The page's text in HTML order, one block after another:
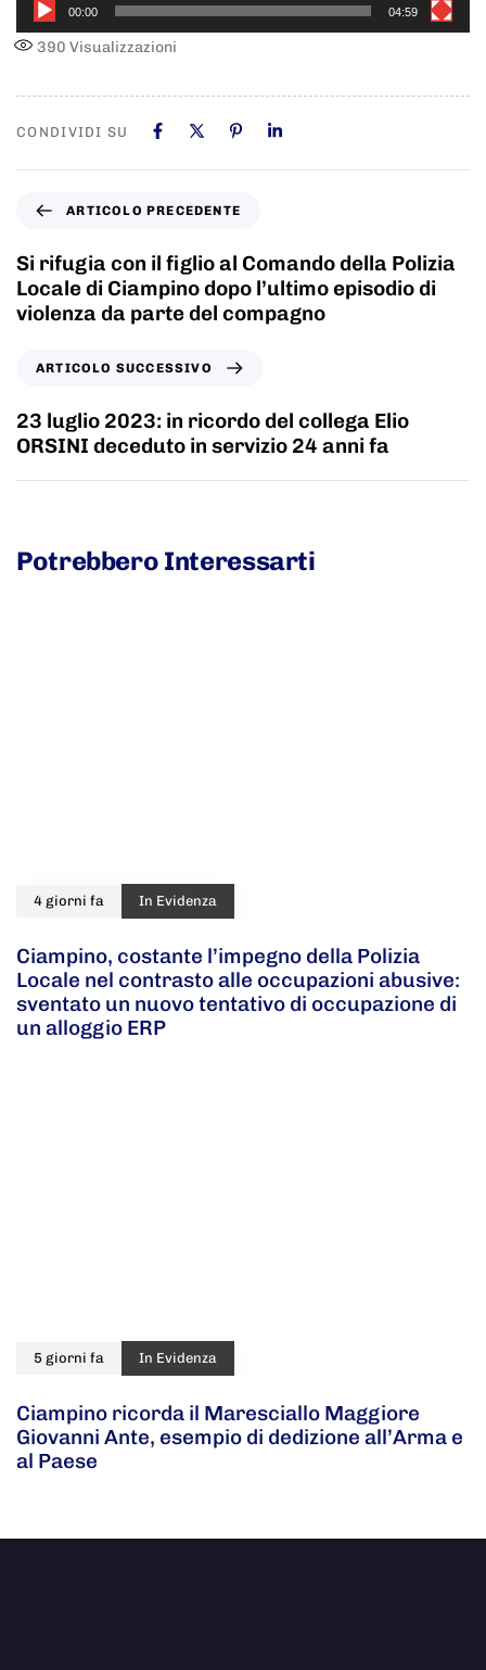
00:00 04:59
390 Visualizzazioni
CONDIVIDI SU
ARTICOLO PRECEDENTE
Si rifugia con il figlio al Comando della Polizia
Locale di Ciampino dopo l’ultimo episodio di
violenza da parte del compagno
ARTICOLO SUCCESSIVO
23 luglio 2023: in ricordo del collega Elio
ORSINI deceduto in servizio 24 anni fa
Potrebbero Interessarti
4 giorni fa In Evidenza
Ciampino, costante l’impegno della Polizia
Locale nel contrasto alle occupazioni abusive:
sventato un nuovo tentativo di occupazione di
un alloggio ERP
5 giorni fa In Evidenza
Ciampino ricorda il Maresciallo Maggiore
Giovanni Ante, esempio di dedizione all’Arma e
al Paese